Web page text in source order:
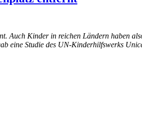
Auch Kinder in reichen Ländern haben
eine Studie des UN-Kinderhilfswerks